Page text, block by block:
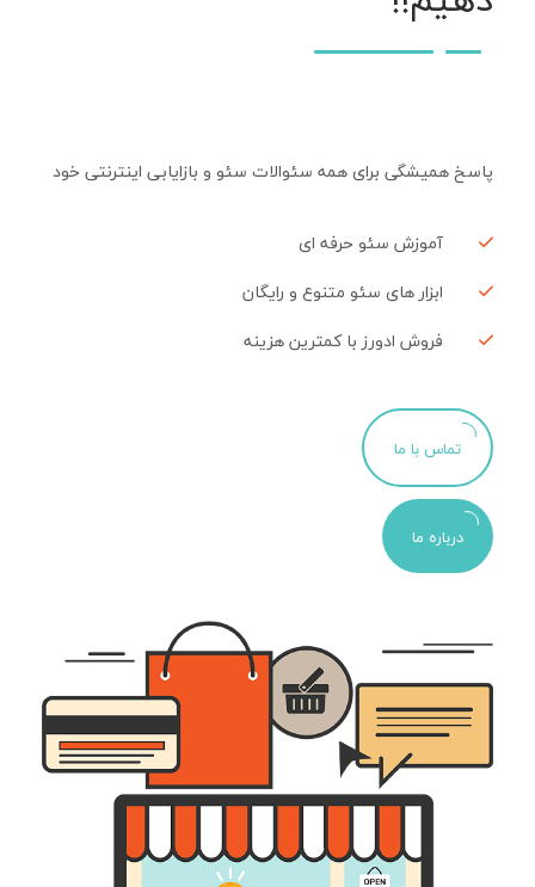
پاسخ همیشگی برای همه سئوالات سئو و بازایابی اینترنتی خود
آموزش سئو حرفه ای
ابزار های سئو متنوع و رایگان
فروش ادورز با کمترین هزینه
تماس با ما
درباره ما